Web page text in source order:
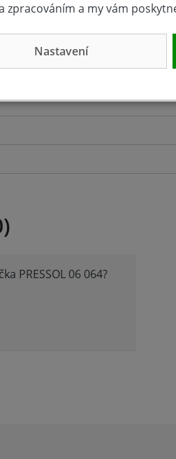
PRESSOL 06 064?
zpracováním a my vám
Nastavení